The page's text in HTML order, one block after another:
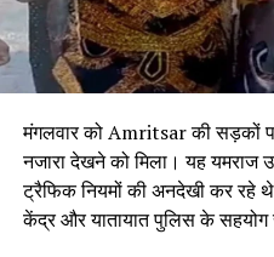
मंगलवार को Amritsar की सड़कों
नजारा देखने को मिला। यह यमराज
ट्रैफिक नियमों की अनदेखी कर रहे
केंद्र और यातायात पुलिस के सहयोग